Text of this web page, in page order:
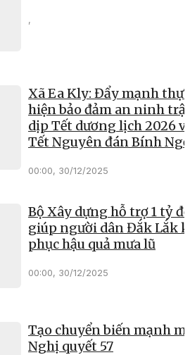
,
Xã Ea Kly: Đẩy mạnh thực
hiện bảo đảm an ninh
dịp Tết dương lịch 2026
Tết Nguyên đán Bính Ngọ
00:00, 30/12/2025
Bộ Xây dựng hỗ trợ 1 tỷ
giúp người dân Đắk Lắk
phục hậu quả mưa lũ
00:00, 30/12/2025
Tạo chuyển biến mạnh
Nghị quyết 57